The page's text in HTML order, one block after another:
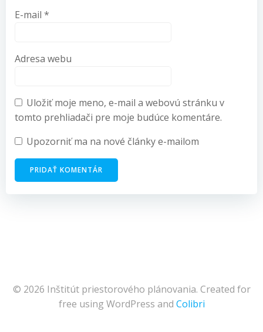
E-mail *
Adresa webu
Uložiť moje meno, e-mail a webovú stránku v
tomto prehliadači pre moje budúce komentáre.
Upozorniť ma na nové články e-mailom
© 2026 Inštitút priestorového plánovania. Created for
free using WordPress and Colibri